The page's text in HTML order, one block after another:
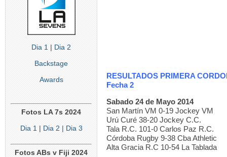
Dia 1 | Dia 2
Backstage
Awards
Fotos LA 7s 2024
Dia 1 | Dia 2 | Dia 3
Fotos ABs v Fiji 2024
RESULTADOS PRIMERA
Fecha 2
Sabado 24 de Mayo 2014
San Martín VM 0-19 Jockey VM
Urú Curé 38-20 Jockey C.C.
Tala R.C. 101-0 Carlos Paz R.C.
Córdoba Rugby 9-38 Cba Athletic
Alta Gracia R.C 10-54 La Tablada